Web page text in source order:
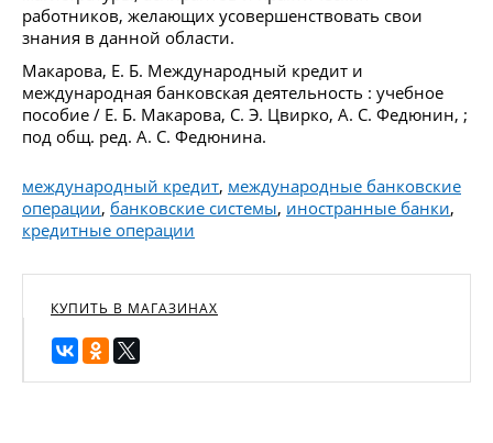
работников, желающих усовершенствовать свои
знания в данной области.
Макарова, Е. Б. Международный кредит и
международная банковская деятельность : учебное
пособие / Е. Б. Макарова, С. Э. Цвирко, А. С. Федюнин, ;
под общ. ред. А. С. Федюнина.
международный кредит, международные банковские
операции, банковские системы, иностранные банки,
кредитные операции
КУПИТЬ В МАГАЗИНАХ